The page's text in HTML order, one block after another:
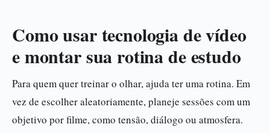
Como usar tecnologia de vídeo
e montar sua rotina de estudo
Para quem quer treinar o olhar, ajuda ter uma rotina. Em
vez de escolher aleatoriamente, planeje sessões com um
objetivo por filme, como tensão, diálogo ou atmosfera.